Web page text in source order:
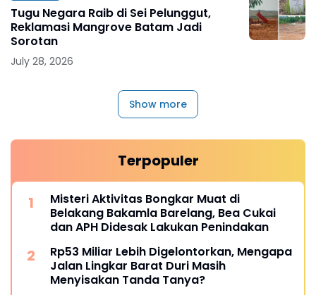
Tugu Negara Raib di Sei Pelunggut,
Reklamasi Mangrove Batam Jadi
Sorotan
July 28, 2026
Show more
Terpopuler
Misteri Aktivitas Bongkar Muat di
Belakang Bakamla Barelang, Bea Cukai
dan APH Didesak Lakukan Penindakan
Rp53 Miliar Lebih Digelontorkan, Mengapa
Jalan Lingkar Barat Duri Masih
Menyisakan Tanda Tanya?